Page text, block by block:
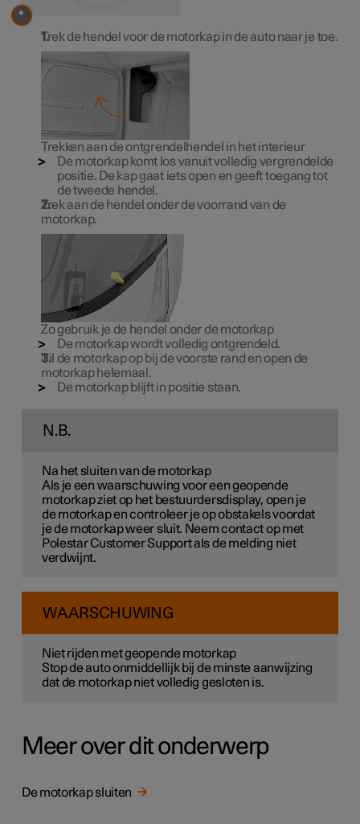
Trek de hendel voor de motorkap in de auto naar je toe.
Trekken aan de ontgrendelhendel in het interieur
De motorkap komt los vanuit volledig vergrendelde
positie. De kap gaat iets open en geeft toegang tot
de tweede hendel.
Trek aan de hendel onder de voorrand van de
motorkap.
Zo gebruik je de hendel onder de motorkap
De motorkap wordt volledig ontgrendeld.
Til de motorkap op bij de voorste rand en open de
motorkap helemaal.
De motorkap blijft in positie staan.
N.B.
Na het sluiten van de motorkap
Als je een waarschuwing voor een geopende
motorkap ziet op het bestuurdersdisplay, open je
de motorkap en controleer je op obstakels voordat
je de motorkap weer sluit. Neem contact op met
Polestar Customer Support als de melding niet
verdwijnt.
WAARSCHUWING
Niet rijden met geopende motorkap
Stop de auto onmiddellijk bij de minste aanwijzing
dat de motorkap niet volledig gesloten is.
Meer over dit onderwerp
De motorkap sluiten